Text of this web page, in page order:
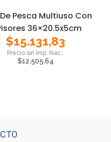
Pesca Multiuso Con
36×20.5x5cm
$15.131,83
$12.505,64